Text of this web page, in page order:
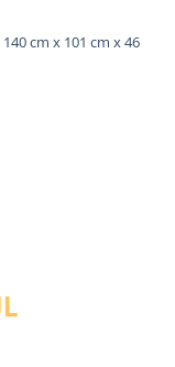
cm x 101 cm x 46